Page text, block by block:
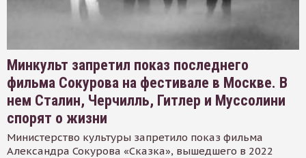
Минкульт запретил показ последнего
фильма Сокурова на фестивале в Москве. В
нем Сталин, Черчилль, Гитлер и Муссолини
спорят о жизни
Министерство культуры запретило показ фильма
Александра Сокурова «Сказка», вышедшего в 2022